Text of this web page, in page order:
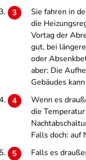
Sie fahren in
die
Vortag der
gut, bei
oder
aber: Die
Gebäudes
Wenn es
die
Falls doch: auf
Falls es